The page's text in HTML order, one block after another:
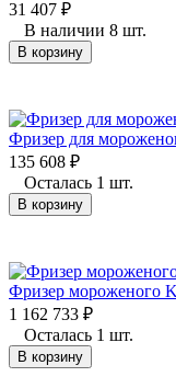
31 407 ₽
В наличии 8 шт.
В корзину
Фризер для
135 608 ₽
Осталась 1 шт.
В корзину
Фризер мороженого
1 162 733 ₽
Осталась 1 шт.
В корзину